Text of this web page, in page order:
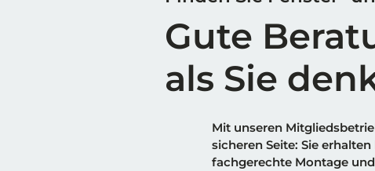
Gute
als Sie
Mit unseren
sicheren Seite: Sie
fachgerechte Montage